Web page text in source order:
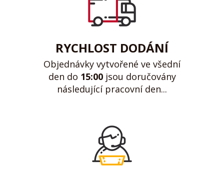
RYCHLOST DODÁNÍ
Objednávky vytvořené ve všední
den do 15:00jsou doručovány
následující pracovní den...